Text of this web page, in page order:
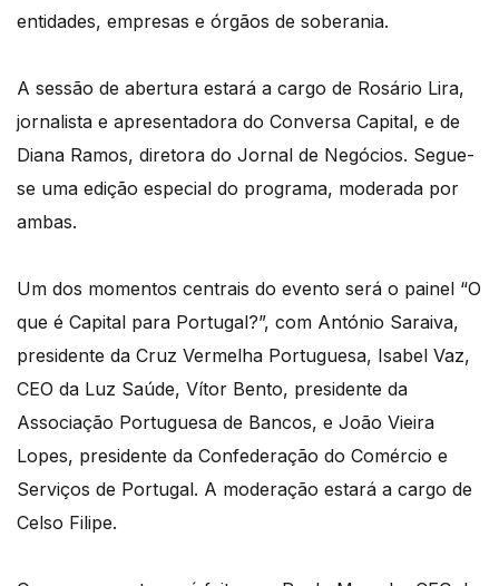
entidades, empresas e órgãos de soberania.
A sessão de abertura estará a cargo de Rosário Lira,
jornalista e apresentadora do Conversa Capital, e de
Diana Ramos, diretora do Jornal de Negócios. Segue-
se uma edição especial do programa, moderada por
ambas.
Um dos momentos centrais do evento será o painel “O
que é Capital para Portugal?”, com António Saraiva,
presidente da Cruz Vermelha Portuguesa, Isabel Vaz,
CEO da Luz Saúde, Vítor Bento, presidente da
Associação Portuguesa de Bancos, e João Vieira
Lopes, presidente da Confederação do Comércio e
Serviços de Portugal. A moderação estará a cargo de
Celso Filipe.